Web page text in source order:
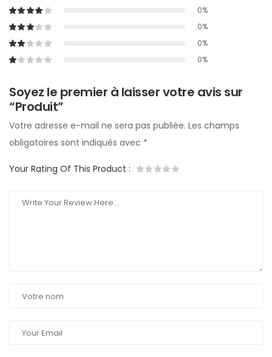
0%
0%
0%
0%
Soyez le premier à laisser votre avis sur
“Produit”
Votre adresse e-mail ne sera pas publiée. Les champs
obligatoires sont indiqués avec *
Your Rating Of This Product :